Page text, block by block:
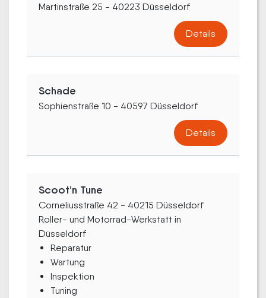
Martinstraße 25 - 40223 Düsseldorf
Details
Schade
Sophienstraße 10 - 40597 Düsseldorf
Details
Scoot’n Tune
Corneliusstraße 42 - 40215 Düsseldorf
Roller- und Motorrad-Werkstatt in
Düsseldorf
Reparatur
Wartung
Inspektion
Tuning